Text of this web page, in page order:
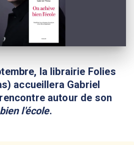
la librairie Folies
accueillera Gabriel
autour de son
l'école.